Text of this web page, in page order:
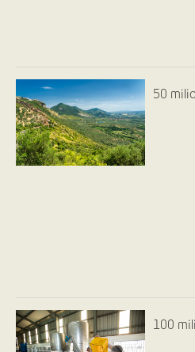
50
100